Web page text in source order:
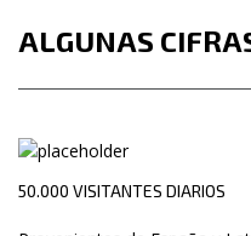
ALGUNAS
50.000 VISITANTES DIARIOS